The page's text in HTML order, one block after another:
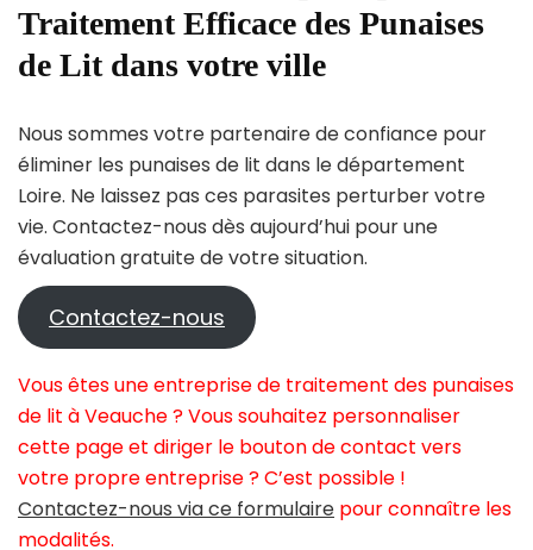
Traitement Efficace des Punaises
de Lit dans votre ville
Nous sommes votre partenaire de confiance pour
éliminer les punaises de lit dans le département
Loire. Ne laissez pas ces parasites perturber votre
vie. Contactez-nous dès aujourd’hui pour une
évaluation gratuite de votre situation.
Contactez-nous
Vous êtes une entreprise de traitement des punaises
de lit à Veauche ? Vous souhaitez personnaliser
cette page et diriger le bouton de contact vers
votre propre entreprise ? C’est possible !
Contactez-nous via ce formulaire pour connaître les
modalités.